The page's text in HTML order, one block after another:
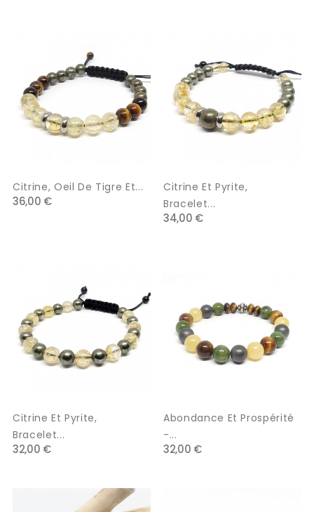
Citrine, Oeil De Tigre Et...
36,00 €
Citrine Et Pyrite,
Bracelet...
34,00 €
Citrine Et Pyrite,
Bracelet...
32,00 €
Abondance Et Prospérité
-...
32,00 €